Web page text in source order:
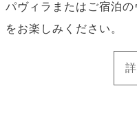
パヴィラまたはご宿泊
をお楽しみください。